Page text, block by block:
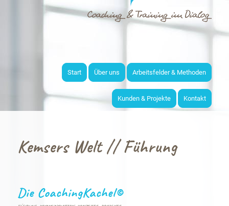
Start Über uns Arbeitsfelder & Methoden
Kunden & Projekte Kontakt
Kemsers Welt // Führung
Die CoachingKachel©